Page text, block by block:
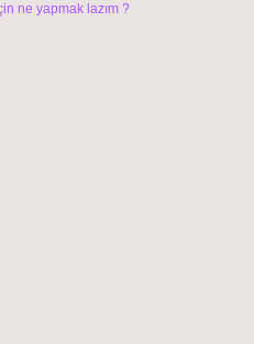
ne yapmak lazım ?